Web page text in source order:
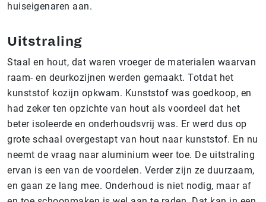
huiseigenaren aan.
Uitstraling
Staal en hout, dat waren vroeger de materialen waarvan
raam- en deurkozijnen werden gemaakt. Totdat het
kunststof kozijn opkwam. Kunststof was goedkoop, en
had zeker ten opzichte van hout als voordeel dat het
beter isoleerde en onderhoudsvrij was. Er werd dus op
grote schaal overgestapt van hout naar kunststof. En nu
neemt de vraag naar aluminium weer toe. De uitstraling
ervan is een van de voordelen. Verder zijn ze duurzaam,
en gaan ze lang mee. Onderhoud is niet nodig, maar af